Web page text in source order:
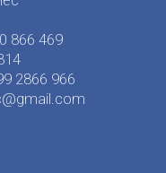
866 469
2866 966